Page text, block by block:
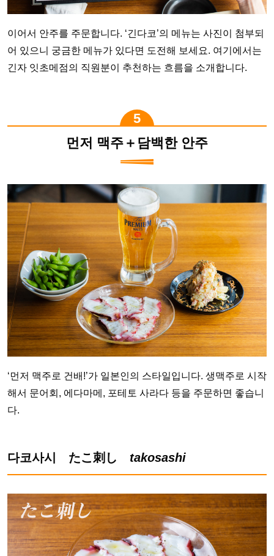
이어서 안주를 주문합니다. ‘긴다코’의 메뉴는 사진이 첨부되
어 있으니 궁금한 메뉴가 있다면 도전해 보세요. 여기에서는
긴자 잇초메점의 직원분이 추천하는 흐름을 소개합니다.
먼저 맥주＋담백한 안주
‘먼저 맥주로 건배!’가 일본인의 스타일입니다. 생맥주로 시작
해서 문어회, 에다마메, 포테토 사라다 등을 주문하면 좋습니
다.
다코사시 たこ刺し takosashi